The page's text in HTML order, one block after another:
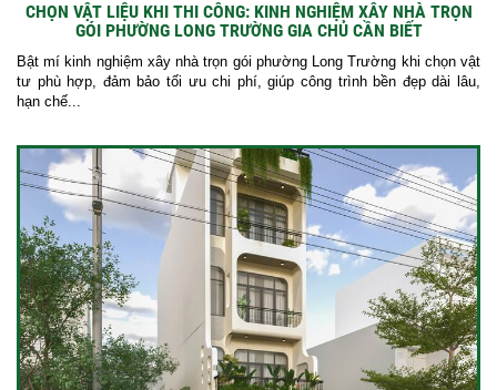
CHỌN VẬT LIỆU KHI THI CÔNG: KINH NGHIỆM XÂY NHÀ TRỌN
GÓI PHƯỜNG LONG TRƯỜNG GIA CHỦ CẦN BIẾT
Bật mí kinh nghiệm xây nhà trọn gói phường Long Trường khi chọn vật
tư phù hợp, đảm bảo tối ưu chi phí, giúp công trình bền đẹp dài lâu,
hạn chế...